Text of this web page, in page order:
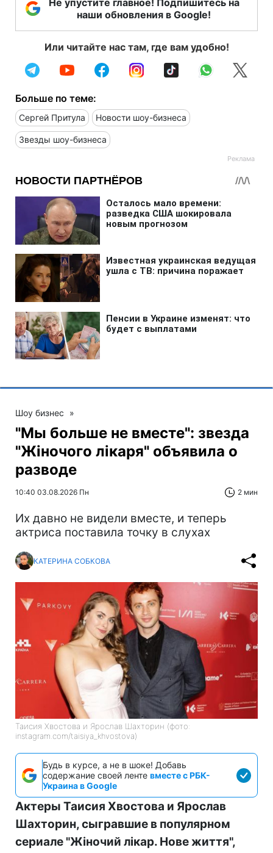
Не упустите главное! Подпишитесь на
наши обновления в Google!
Или читайте нас там, где вам удобно!
Больше по теме:
Сергей Притула Новости шоу-бизнеса
Звезды шоу-бизнеса
Шоу бизнес »
"Мы больше не вместе": звезда
"Жіночого лікаря" объявила о
разводе
10:40 03.08.2026 Пн 2 мин
Их давно не видели вместе, и теперь
актриса поставила точку в слухах
КАТЕРИНА СОБКОВА
Таисия Хвостова и Ярослав Шахторин (фото:
instagram.com/taisiya_khvostova)
Будь в курсе, а не в шоке! Добавь
содержание своей ленте вместе с РБК-
Украина в Google
Актеры Таисия Хвостова и Ярослав
Шахторин, сыгравшие в популярном
сериале "Жіночий лікар. Нове життя",